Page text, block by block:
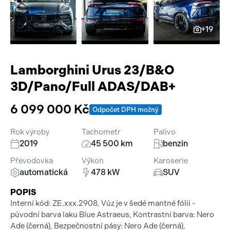
Pracovní stroje
Náhradní díly
Příslušenství
Auto a život
Videa
+19
Lamborghini Urus 23/B&O
3D/Pano/Full ADAS/DAB+
6 099 000 Kč Odpočet DPH možný
Rok výroby
2019
Tachometr
45 500 km
Palivo
benzin
Převodovka
automatická
Výkon
478 kW
Karoserie
SUV
POPIS
Interní kód: ZE.xxx.2908, Vůz je v šedé mantné fólii -
původní barva laku Blue Astraeus, Kontrastní barva: Nero
Ade (černá), Bezpečnostní pásy: Nero Ade (černá),